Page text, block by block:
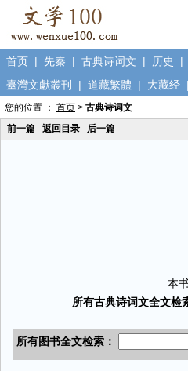
首页 | 先秦 | 古典诗词文 | 历史 |
臺灣文獻叢刊
| 道藏繁體 | 大藏经
您的位置 ： 首页 > 古典诗词文
前一篇
返回目录 后一篇
本